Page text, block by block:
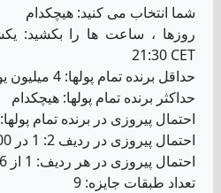
شما انتخاب می کنید: هیچکدام
21:30 CET
حداقل برنده تمام پولها: 4 میلیون یورو
حداکثر برنده تمام پولها: هیچکدام
احتمال پیروزی در برنده تمام پولها: 1 در 31625100
احتمال پیروزی در ردیف 2: 1 در 3513900
احتمال پیروزی در هر ردیف: 1 از 6،16
تعداد طبقات جایزه: 9